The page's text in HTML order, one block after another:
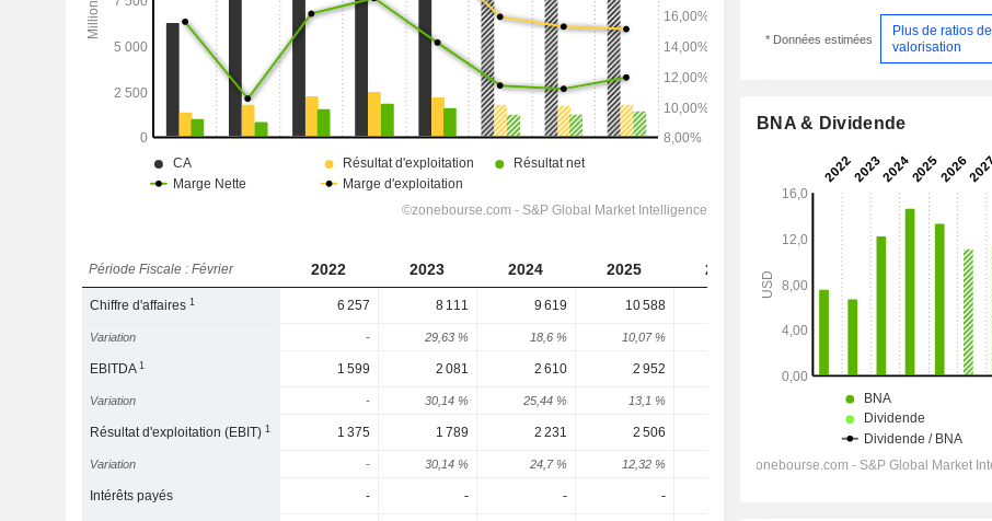
Période Fiscale : Février 2022 2023 2024 2025 2026 2028
Chiffre d'affaires1 6 257 8 111 9 619 10 588 11 041 11 343
Variation - 29,63 % 18,6 % 10,07 % -0,55 % 2,73 %
EBITDA1 1 599 2 081 2 610 2 952 2 301 2 373
Variation - 30,14 % 25,44 % 13,1 % -15 %
Résultat d'exploitation (EBIT)1 1 375 1 789 2 231 2 506 1 757 1 732
Variation - 30,14 % 24,7 % 12,32 % -11,78 % -20,53 % -1,41 %
Intérêts payés - - - -
* Données estimées
Plus de ratios de
valorisation
BNA & Dividende